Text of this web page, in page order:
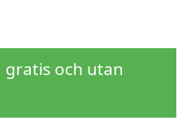
gratis och utan